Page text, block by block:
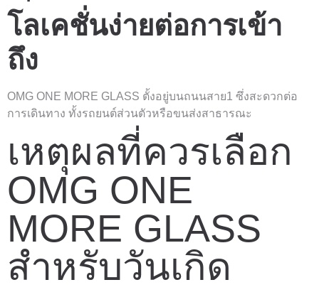
โลเคชั่นง่ายต่อการเข้า
ถึง
OMG ONE MORE GLASS ตั้งอยู่บนถนนสาย1 ซึ่งสะดวกต่อ
การเดินทาง ทั้งรถยนต์ส่วนตัวหรือขนส่งสาธารณะ
เหตุผลที่ควรเลือก
OMG ONE
MORE GLASS
สำหรับวันเกิด